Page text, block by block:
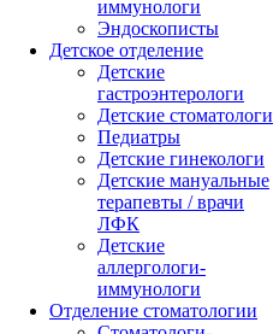
иммунологи
Эндоскописты
Детское отделение
Детские
гастроэнтерологи
Детские стоматологи
Педиатры
Детские гинекологи
Детские мануальные
терапевты / врачи
ЛФК
Детские
аллергологи-
иммунологи
Отделение стоматологии